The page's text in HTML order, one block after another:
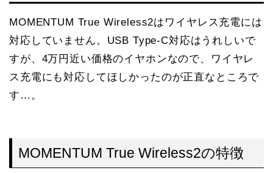
MOMENTUM True Wireless2はワイヤレス充電には
対応していません。USB Type-C対応はうれしいで
すが、4万円近い価格のイヤホンなので、ワイヤレ
ス充電にも対応してほしかったのが正直なところで
す…。
MOMENTUM True Wireless2の特徴